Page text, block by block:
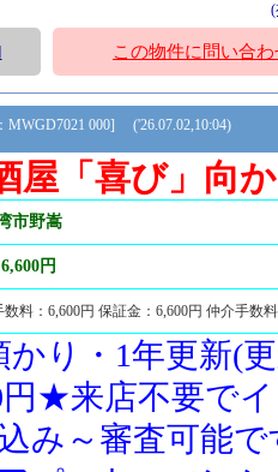
(
この物件に問い合わ
000] ('26.07.02,10:04)
屋「喜び」向
市野嵩
円
数料：6,600円 保証金：6,600円 仲介手
かり・1年更新(
円★来店不要で
み～審査可能